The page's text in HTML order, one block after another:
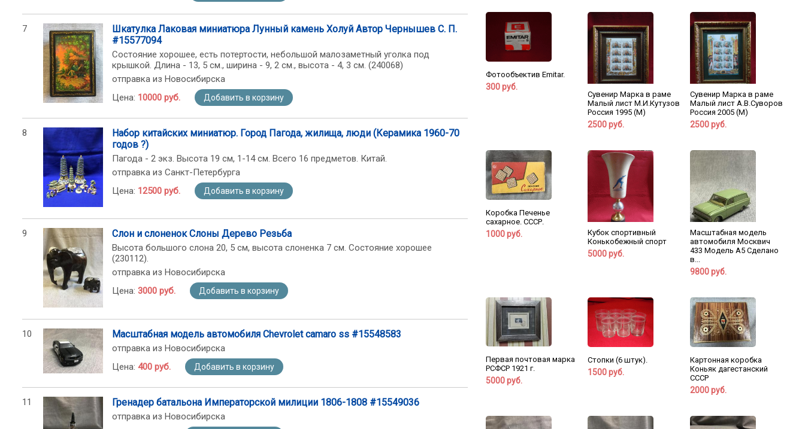
7
Шкатулка Лаковая миниатюра Лунный камень Холуй Автор Чернышев С. П.
#15577094
Состояние хорошее, есть потертости, небольшой малозаметный уголка под
крышкой. Длина - 13, 5 см., ширина - 9, 2 см., высота - 4, 3 см. (240068)
отправка из Новосибирска
Цена: 10000 руб. Добавить в корзину
8
Набор китайских миниатюр. Город Пагода, жилища, люди (Керамика 1960-70
годов ?)
Пагода - 2 экз. Высота 19 см, 1-14 см. Всего 16 предметов. Китай.
отправка из Санкт-Петербурга
Цена: 12500 руб. Добавить в корзину
9 Слон и слоненок Слоны Дерево Резьба
Высота большого слона 20, 5 см, высота слоненка 7 см. Состояние хорошее
(230112).
отправка из Новосибирска
Цена: 3000 руб. Добавить в корзину
10 Масштабная модель автомобиля Chevrolet camaro ss #15548583
отправка из Новосибирска
Цена: 400 руб. Добавить в корзину
11 Гренадер батальона Императорской милиции 1806-1808 #15549036
отправка из Новосибирска
Фотообъектив Emitar.
300 руб.
Сувенир Марка в раме
Малый лист М.И.Кутузов
Россия 1995 (М)
2500 руб.
Сувенир Марка в раме
Малый лист А.В.Суворов
Россия 2005 (М)
2500 руб.
Коробка Печенье
сахарное. СССР.
1000 руб.
Кубок спортивный
Конькобежный спорт
5000 руб.
Масштабная модель
автомобиля Москвич
433 Модель А5 Сделано
в...
9800 руб.
Первая почтовая марка
РСФСР 1921 г.
5000 руб.
Стопки (6 штук).
1500 руб.
Картонная коробка
Коньяк дагестанский
СССР
2000 руб.